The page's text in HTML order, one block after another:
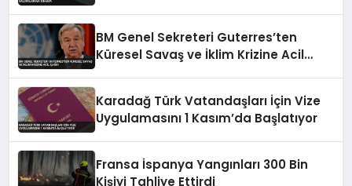
BM Genel Sekreteri Guterres’ten
Küresel Savaş ve İklim Krizine Acil
Karadağ Türk Vatandaşları İçin Vize
Uygulamasını 1 Kasım’da Başlatıyor
Fransa İspanya Yangınları 300 Bin
Kişiyi Tahliye Ettirdi